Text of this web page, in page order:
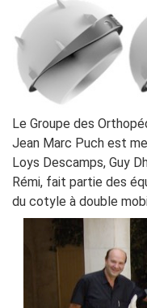
Le Groupe des
Jean Marc Puch est
Loys Descamps, Guy
Rémi, fait partie des
du cotyle à double